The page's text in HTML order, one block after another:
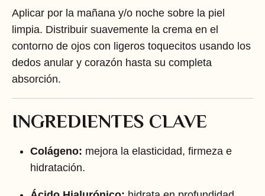
Aplicar por la mañana y/o noche sobre la piel
limpia. Distribuir suavemente la crema en el
contorno de ojos con ligeros toquecitos usando los
dedos anular y corazón hasta su completa
absorción.
INGREDIENTES CLAVE
Colágeno: mejora la elasticidad, firmeza e
hidratación.